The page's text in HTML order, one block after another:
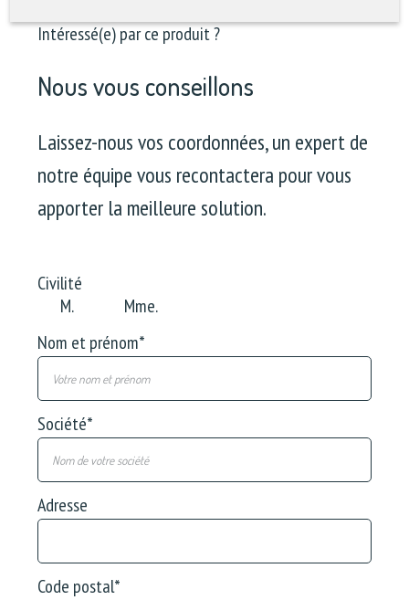
Intéressé(e) par ce produit ?
Nous vous conseillons
Laissez-nous vos coordonnées, un expert de
notre équipe vous recontactera pour vous
apporter la meilleure solution.
Civilité
M.
Mme.
Nom et prénom*
Société*
Adresse
Code postal*